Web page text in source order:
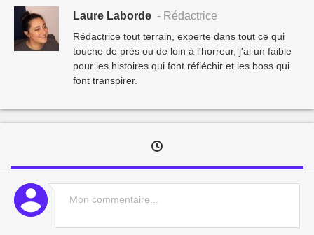
Laure Laborde - Rédactrice
Rédactrice tout terrain, experte dans tout ce qui
touche de près ou de loin à l'horreur, j'ai un faible
pour les histoires qui font réfléchir et les boss qui
font transpirer.